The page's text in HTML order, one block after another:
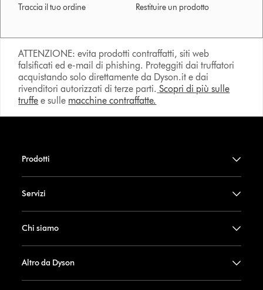
Traccia il tuo ordine Restituire un prodotto
ATTENZIONE: evita prodotti contraffatti, siti web
falsificati ed e-mail di phishing. Proteggiti dai truffatori
acquistando solo direttamente da Dyson.it e dai
rivenditori autorizzati di terze parti. Scopri di più sulle
truffe e sulle macchine contraffatte.
Prodotti
Servizi
Chi siamo
Altro da Dyson